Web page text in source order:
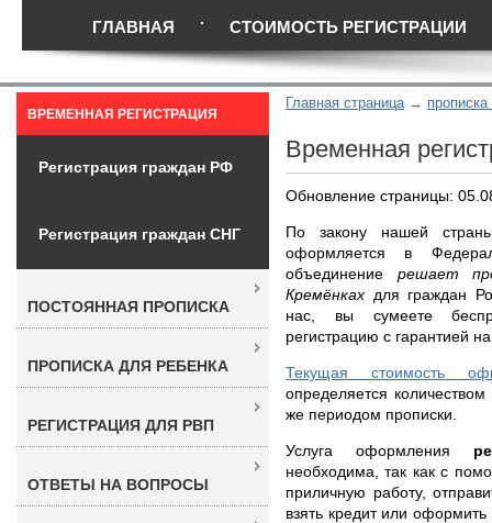
ГЛАВНАЯ СТОИМОСТЬ РЕГИСТРАЦИИ
Главная страница
Временная
Обновление страницы:
По закону нашей
оформляется в
объединение решает
Кремёнках для граждан
нас, вы сумеете
регистрацию с гарантией
Текущая стоимость
определяется
же периодом прописки.
Услуга оформления
необходима, так как с
приличную работу,
взять кредит или
ВРЕМЕННАЯ РЕГИСТРАЦИЯ
Регистрация граждан РФ
Регистрация граждан СНГ
ПОСТОЯННАЯ ПРОПИСКА
ПРОПИСКА ДЛЯ РЕБЕНКА
РЕГИСТРАЦИЯ ДЛЯ РВП
ОТВЕТЫ НА ВОПРОСЫ